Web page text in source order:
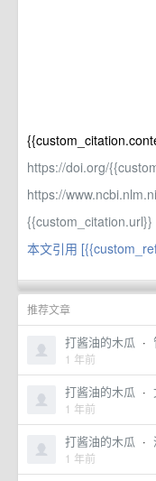
https://doi.org/
https://
{{custom_citation.url}}
本文引用
推荐文章
打酱油的木瓜 ·
1 年前
打酱油的木瓜 ·
1 年前
打酱油的木瓜 ·
1 年前